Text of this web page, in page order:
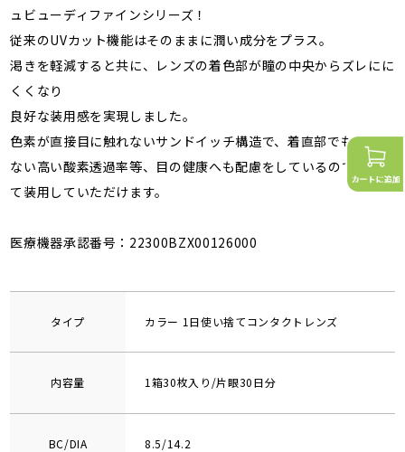
ュビューディファインシリーズ！
従来のUVカット機能はそのままに潤い成分をプラス。
渇きを軽減すると共に、レンズの着色部が瞳の中央からズレにに
くくなり
良好な装用感を実現しました。
色素が直接目に触れないサンドイッチ構造で、着直部でも変わら
ない高い酸素透過率等、目の健康へも配慮をしているので安心し
て装用していただけます。
医療機器承認番号：22300BZX00126000
タイプ カラー 1日使い捨てコンタクトレンズ
内容量 1箱30枚入り/片眼30日分
BC/DIA 8.5/14.2